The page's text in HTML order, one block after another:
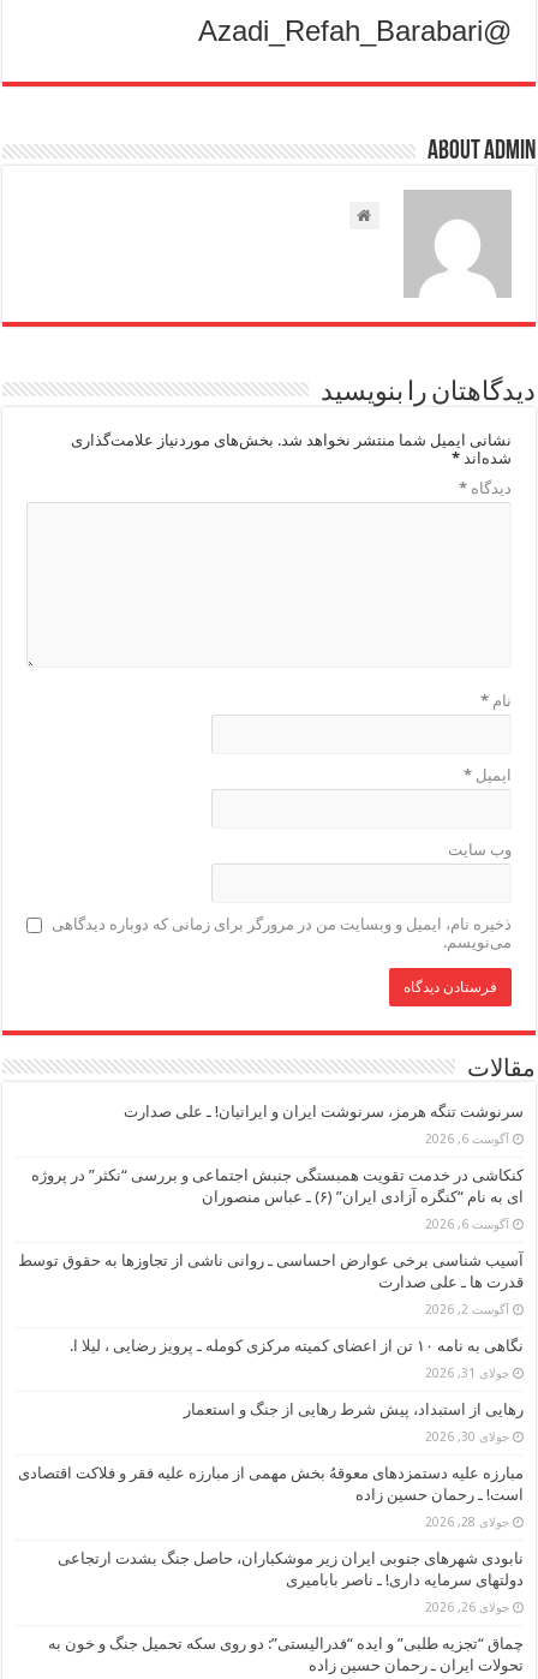
@Azadi_Refah_Barabari
About admin
دیدگاهتان را بنویسید
نشانی ایمیل شما منتشر نخواهد شد. بخش‌های موردنیاز علامت‌گذاری
شده‌اند*
دیدگاه*
نام*
ایمیل*
وب‌ سایت
ذخیره نام، ایمیل و وبسایت من در مرورگر برای زمانی که دوباره دیدگاهی
می‌نویسم.
مقالات
سرنوشت تنگه هرمز، سرنوشت ایران و ایرانیان! ـ علی صدارت
آگوست 6, 2026
کنکاشی در خدمت تقویت همبستگی جنبش اجتماعی و بررسی “نکثر” در پروژه
ای به نام “کنگره آزادی ایران” (۶) ـ عباس منصوران
آگوست 6, 2026
آسیب شناسی برخی عوارض احساسی ـ روانی ناشی از تجاوزها به حقوق توسط
قدرت ها ـ علی صدارت
آگوست 2, 2026
نگاهی به نامه ۱۰ تن از اعضای کمیته مرکزی کومله ـ پرویز رضایی ، لیلا ا.
جولای 31, 2026
رهایی از استبداد، پیش شرط رهایی از جنگ و استعمار
جولای 30, 2026
مبارزه علیه دستمزدهای معوقهُ بخش مهمی از مبارزه علیه فقر و فلاکت اقتصادی
است! ـ رحمان حسین زاده
جولای 28, 2026
نابودی شهرهای جنوبی ایران زیر موشکباران، حاصل جنگ بشدت ارتجاعی
دولتهای سرمایه داری! ـ ناصر بابامیری
جولای 26, 2026
چماق “تجزیه طلبی” و ایده “فدرالیستی”: دو روی سکه تحمیل جنگ و خون به
تحولات ایران ـ رحمان حسین زاده